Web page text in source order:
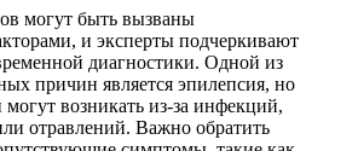
могут быть вызваны
и эксперты подчеркивают
диагностики. Одной из
причин является эпилепсия, но
могут возникать из-за инфекций,
отравлений. Важно обратить